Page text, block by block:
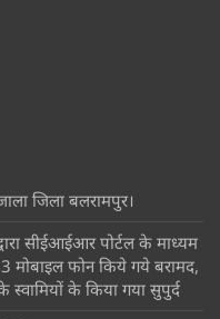
जिला बलरामपुर।
सीईआईआर पोर्टल के माध्यम
फोन किये गये बरामद,
स्वामियों के किया गया सुपुर्द